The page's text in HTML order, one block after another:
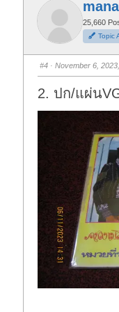
t
h
m
d
o
n
o
r
t
h
u
m
u
p
25,660
Topic
#4 · November 6,
2. ปก/แผ่น